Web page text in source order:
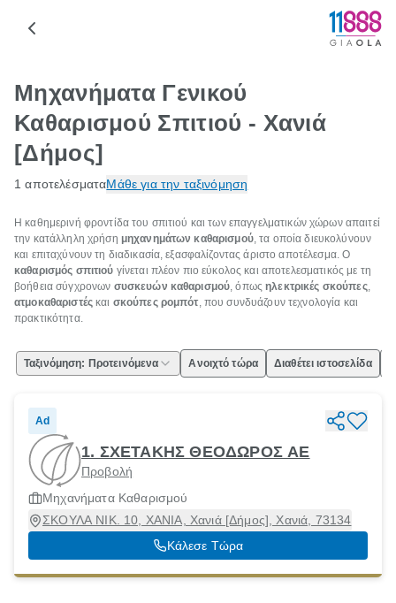
Μηχανήματα Γενικού
Καθαρισμού Σπιτιού - Χανιά
[Δήμος]
1 αποτελέσματαΜάθε για την ταξινόμηση
Η καθημερινή φροντίδα του σπιτιού και των επαγγελματικών χώρων απαιτεί
την κατάλληλη χρήση μηχανημάτων καθαρισμού, τα οποία διευκολύνουν
και επιταχύνουν τη διαδικασία, εξασφαλίζοντας άριστο αποτέλεσμα. Ο
καθαρισμός σπιτιού γίνεται πλέον πιο εύκολος και αποτελεσματικός με τη
βοήθεια σύγχρονων συσκευών καθαρισμού, όπωςηλεκτρικές σκούπες,
ατμοκαθαριστέςκαι σκούπες ρομπότ, που συνδυάζουν τεχνολογία και
πρακτικότητα.
Ταξινόμηση: Προτεινόμενα Ανοιχτό τώρα Διαθέτει ιστοσελίδα
Ad
1. ΣΧΕΤΑΚΗΣ ΘΕΟΔΩΡΟΣ ΑΕ
Προβολή
Μηχανήματα Καθαρισμού
ΣΚΟΥΛΑ ΝΙΚ. 10, ΧΑΝΙΑ, Χανιά [Δήμος], Χανιά, 73134
Κάλεσε Τώρα